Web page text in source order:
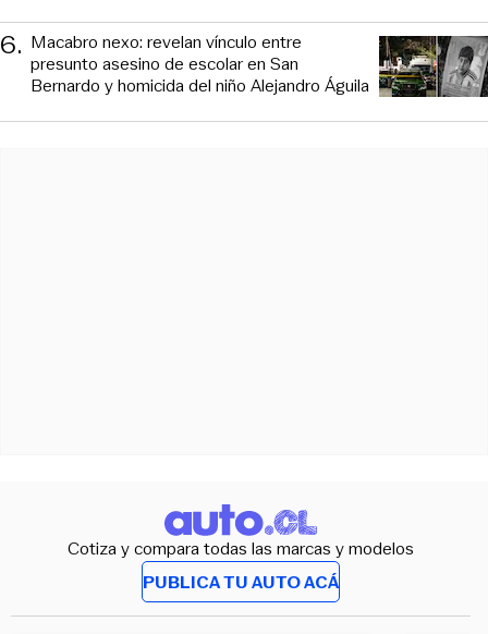
6. Macabro nexo: revelan vínculo entre
presunto asesino de escolar en San
Bernardo y homicida del niño Alejandro Águila
Cotiza y compara todas las marcas y modelos
PUBLICA TU AUTO ACÁ